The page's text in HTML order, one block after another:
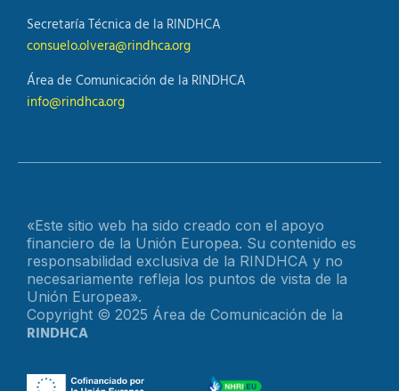
Secretaría Técnica de la RINDHCA
consuelo.olvera@rindhca.org
Área de Comunicación de la RINDHCA
info@rindhca.org
«Este sitio web ha sido creado con el apoyo
financiero de la Unión Europea. Su contenido es
responsabilidad exclusiva de la RINDHCA y no
necesariamente refleja los puntos de vista de la
Unión Europea».
Copyright © 2025 Área de Comunicación de la
RINDHCA